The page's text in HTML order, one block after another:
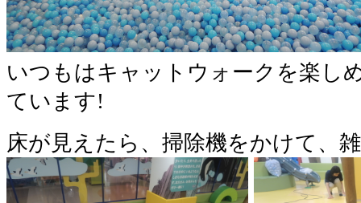
いつもはキャットウォークを楽し
ています!
床が見えたら、掃除機をかけて、